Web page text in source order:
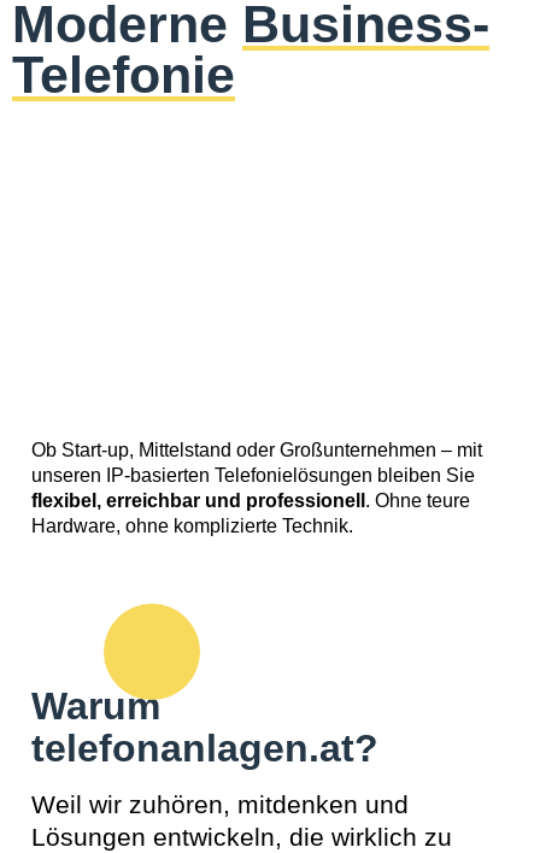
Moderne Business-
Telefonie
Ob Start-up, Mittelstand oder Großunternehmen – mit
unseren IP-basierten Telefonielösungen bleiben Sie
flexibel, erreichbar und professionell . Ohne teure
Hardware, ohne komplizierte Technik.
Warum
telefonanlagen.at?
Weil wir zuhören, mitdenken und
Lösungen entwickeln, die wirklich zu